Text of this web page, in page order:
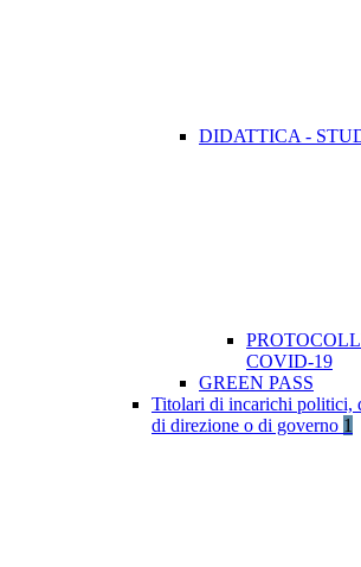
DIDATTICA -
COVID-19
GREEN PASS
Titolari di incarichi politici,
di direzione o di governo 1